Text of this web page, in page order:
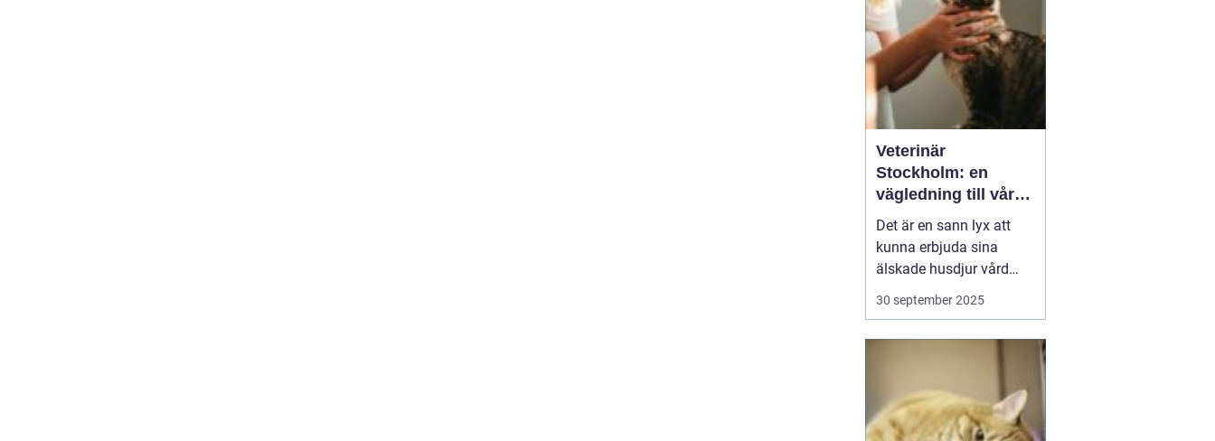
Veterinär
Stockholm: en
vägledning till vård i
hemmiljö
Det är en sann lyx att
kunna erbjuda sina
älskade husdjur vård
direkt i hemmet. I
storstaden, där tiden
professionell veterinär
en högst v&aum...
30 september 2025